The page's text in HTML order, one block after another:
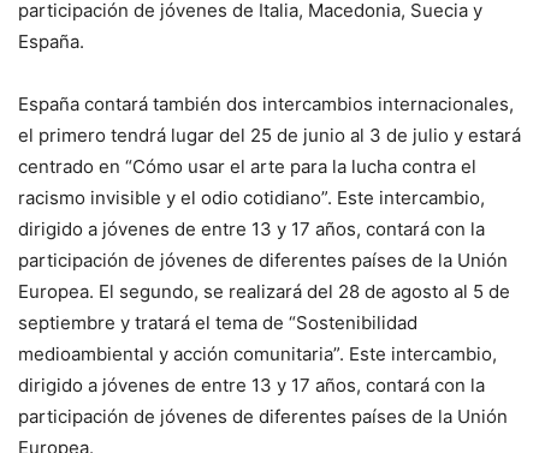
participación de jóvenes de Italia, Macedonia, Suecia y
España.
España contará también dos intercambios internacionales,
el primero tendrá lugar del 25 de junio al 3 de julio y estará
centrado en “Cómo usar el arte para la lucha contra el
racismo invisible y el odio cotidiano”. Este intercambio,
dirigido a jóvenes de entre 13 y 17 años, contará con la
participación de jóvenes de diferentes países de la Unión
Europea. El segundo, se realizará del 28 de agosto al 5 de
septiembre y tratará el tema de “Sostenibilidad
medioambiental y acción comunitaria”. Este intercambio,
dirigido a jóvenes de entre 13 y 17 años, contará con la
participación de jóvenes de diferentes países de la Unión
Europea.